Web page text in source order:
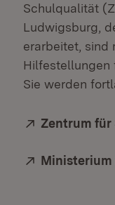
Schulqualität
Ludwigsburg,
erarbeitet, sind
Hilfestellungen
Sie werden
Extern:
Zentrum
Extern:
Ministerium